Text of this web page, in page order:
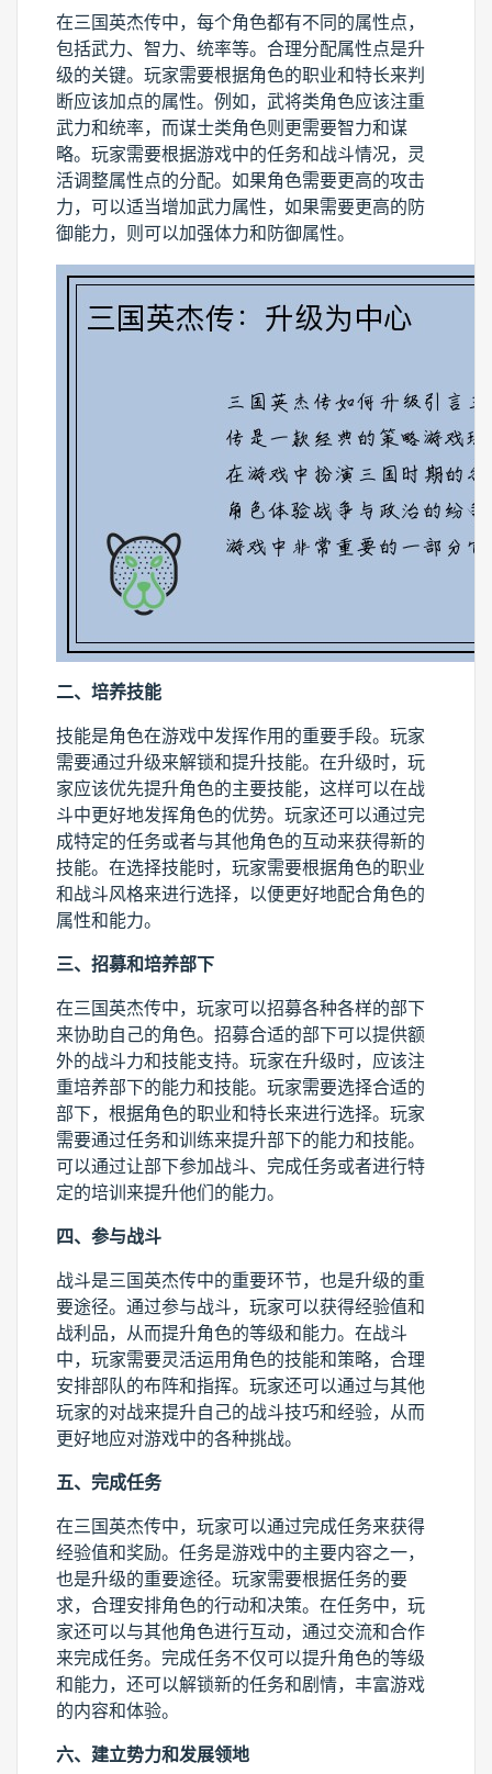
在三国英杰传中，每个角色都有不同的属性点，
包括武力、智力、统率等。合理分配属性点是升
级的关键。玩家需要根据角色的职业和特长来判
断应该加点的属性。例如，武将类角色应该注重
武力和统率，而谋士类角色则更需要智力和谋
略。玩家需要根据游戏中的任务和战斗情况，灵
活调整属性点的分配。如果角色需要更高的攻击
力，可以适当增加武力属性，如果需要更高的防
御能力，则可以加强体力和防御属性。
二、培养技能
技能是角色在游戏中发挥作用的重要手段。玩家
需要通过升级来解锁和提升技能。在升级时，玩
家应该优先提升角色的主要技能，这样可以在战
斗中更好地发挥角色的优势。玩家还可以通过完
成特定的任务或者与其他角色的互动来获得新的
技能。在选择技能时，玩家需要根据角色的职业
和战斗风格来进行选择，以便更好地配合角色的
属性和能力。
三、招募和培养部下
在三国英杰传中，玩家可以招募各种各样的部下
来协助自己的角色。招募合适的部下可以提供额
外的战斗力和技能支持。玩家在升级时，应该注
重培养部下的能力和技能。玩家需要选择合适的
部下，根据角色的职业和特长来进行选择。玩家
需要通过任务和训练来提升部下的能力和技能。
可以通过让部下参加战斗、完成任务或者进行特
定的培训来提升他们的能力。
四、参与战斗
战斗是三国英杰传中的重要环节，也是升级的重
要途径。通过参与战斗，玩家可以获得经验值和
战利品，从而提升角色的等级和能力。在战斗
中，玩家需要灵活运用角色的技能和策略，合理
安排部队的布阵和指挥。玩家还可以通过与其他
玩家的对战来提升自己的战斗技巧和经验，从而
更好地应对游戏中的各种挑战。
五、完成任务
在三国英杰传中，玩家可以通过完成任务来获得
经验值和奖励。任务是游戏中的主要内容之一，
也是升级的重要途径。玩家需要根据任务的要
求，合理安排角色的行动和决策。在任务中，玩
家还可以与其他角色进行互动，通过交流和合作
来完成任务。完成任务不仅可以提升角色的等级
和能力，还可以解锁新的任务和剧情，丰富游戏
的内容和体验。
六、建立势力和发展领地